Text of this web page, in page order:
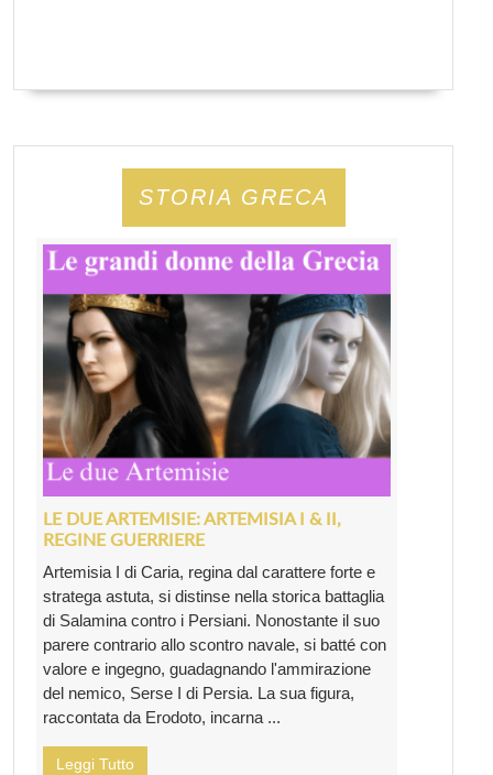
STORIA GRECA
LE DUE ARTEMISIE: ARTEMISIA I & II,
REGINE GUERRIERE
Artemisia I di Caria, regina dal carattere forte e
stratega astuta, si distinse nella storica battaglia
di Salamina contro i Persiani. Nonostante il suo
parere contrario allo scontro navale, si batté con
valore e ingegno, guadagnando l'ammirazione
del nemico, Serse I di Persia. La sua figura,
raccontata da Erodoto, incarna ...
Leggi Tutto